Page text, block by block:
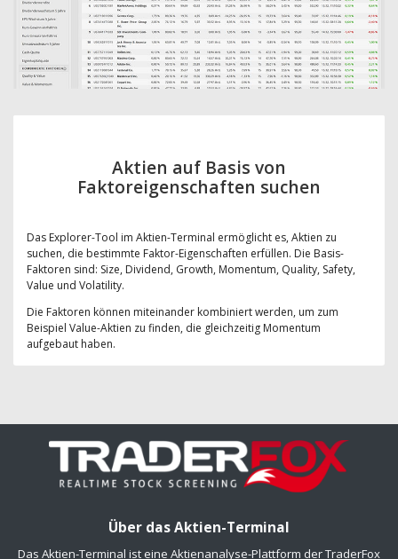
Aktien auf Basis von
Faktoreigenschaften suchen
Das Explorer-Tool im Aktien-Terminal ermöglicht es, Aktien zu
suchen, die bestimmte Faktor-Eigenschaften erfüllen. Die Basis-
Faktoren sind: Size, Dividend, Growth, Momentum, Quality, Safety,
Value und Volatility.
Die Faktoren können miteinander kombiniert werden, um zum
Beispiel Value-Aktien zu finden, die gleichzeitig Momentum
aufgebaut haben.
Über das Aktien-Terminal
Das Aktien-Terminal ist eine Aktienanalyse-Plattform der TraderFox